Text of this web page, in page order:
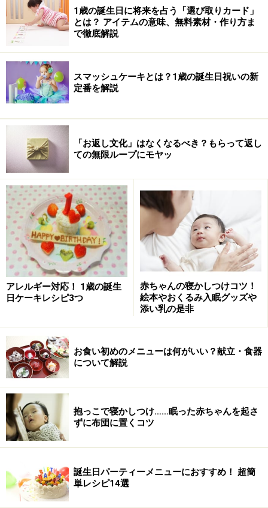
煮沸消毒パック
こぼれないタイプのカップ
大判のガーゼのハンカチ
離乳食用スプーン
洋服
荷物の準備以外で備えたいこと
赤ちゃんとの旅行に必要な持ち物1：保険
証・母子手帳
もしもに備えて携帯を！
元気に旅行へ出発しても、どんなケガや病気がおきるか
わかりません。携帯するバッグに入れておきましょう。
赤ちゃんとの旅行に必要な持ち物2：ビニー
1歳の誕生日に将来を占う「選び取りカード」
とは？ アイテムの意味、無料素材・作り方ま
で徹底解説
スマッシュケーキとは？1歳の誕生日祝いの新
定番を解説
「お返し文化」はなくなるべき？もらって返し
ての無限ループにモヤッ
アレルギー対応！ 1歳の誕生
日ケーキレシピ3つ
赤ちゃんの寝かしつけコツ！
絵本やおくるみ入眠グッズや
添い乳の是非
お食い初めのメニューは何がいい？献立・食器
について解説
抱っこで寝かしつけ……眠った赤ちゃんを起さ
ずに布団に置くコツ
誕生日パーティーメニューにおすすめ！ 超簡
単レシピ14選